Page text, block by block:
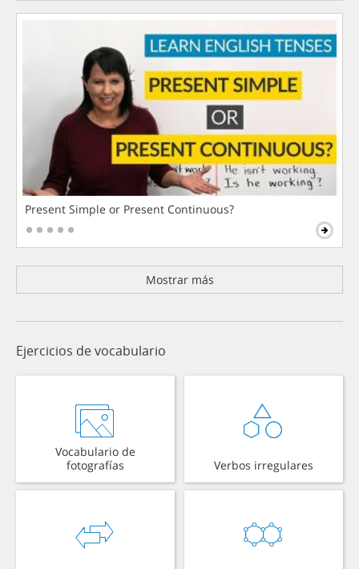
Present Simple or Present Continuous?
Mostrar más
Ejercicios de vocabulario
Vocabulario de
fotografías
Verbos irregulares